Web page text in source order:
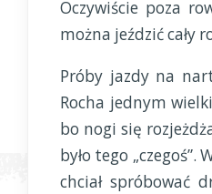
Oczywiście poza
można jeździć cały
Próby jazdy na
Rocha jednym
bo nogi się
było tego „czegoś”.
chciał spróbować